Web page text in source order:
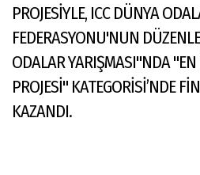
PROJESİYLE, ICC DÜNYA
FEDERASYONU'NUN
ODALAR YARIŞMASI"NDA
PROJESİ" KATEGORİSİ’NDE
KAZANDI.